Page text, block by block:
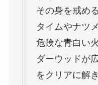
その身を戒め
タイムやナツ
危険な青白い
ダーウッドが
をクリアに解